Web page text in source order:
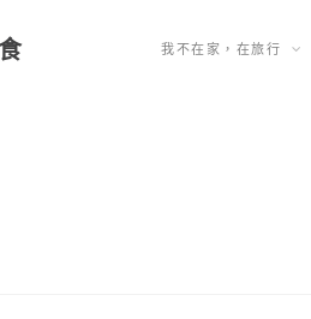
我不在家，在旅行